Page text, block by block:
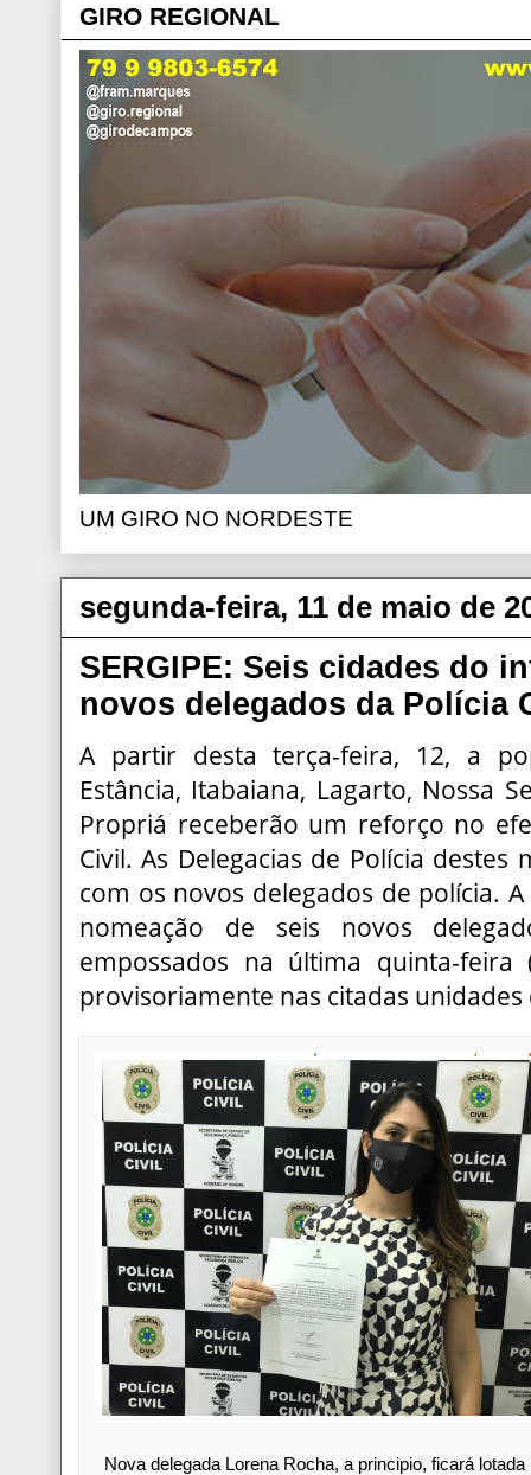
GIRO REGIONAL
UM GIRO NO NORDESTE
segunda-feira, 11 de maio de
SERGIPE: Seis cidades do
novos delegados da Polícia
A partir desta terça-feira, 12, a
Estância, Itabaiana, Lagarto, Nossa
Propriá receberão um reforço no
Civil. As Delegacias de Polícia
com os novos delegados de polícia.
nomeação de seis novos
empossados na última quinta-feira
provisoriamente nas citadas unidades
Nova delegada Lorena Rocha, a principio, ficará lotada